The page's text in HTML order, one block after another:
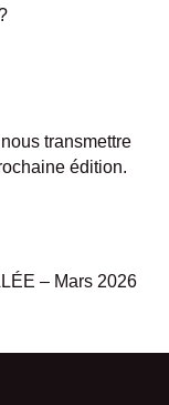
transmettre
édition.
– Mars 2026